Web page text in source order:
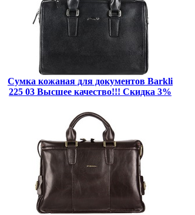
Сумка кожаная для документов Barkli
225 03 Высшее качество!!! Скидка 3%